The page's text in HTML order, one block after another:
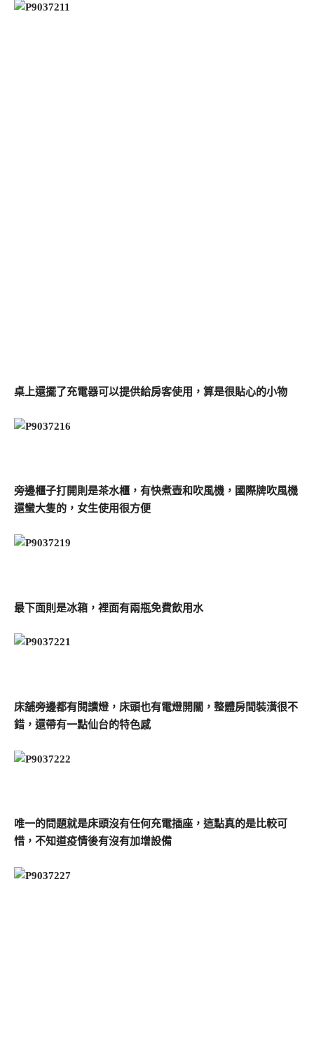
桌上還擺了充電器可以提供給房客使用，算是很貼心的小物
旁邊櫃子打開則是茶水櫃，有快煮壺和吹風機，國際牌吹風機
還蠻大隻的，女生使用很方便
最下面則是冰箱，裡面有兩瓶免費飲用水
床舖旁邊都有閱讀燈，床頭也有電燈開關，整體房間裝潢很不
錯，還帶有一點仙台的特色感
唯一的問題就是床頭沒有任何充電插座，這點真的是比較可
惜，不知道疫情後有沒有加增設備